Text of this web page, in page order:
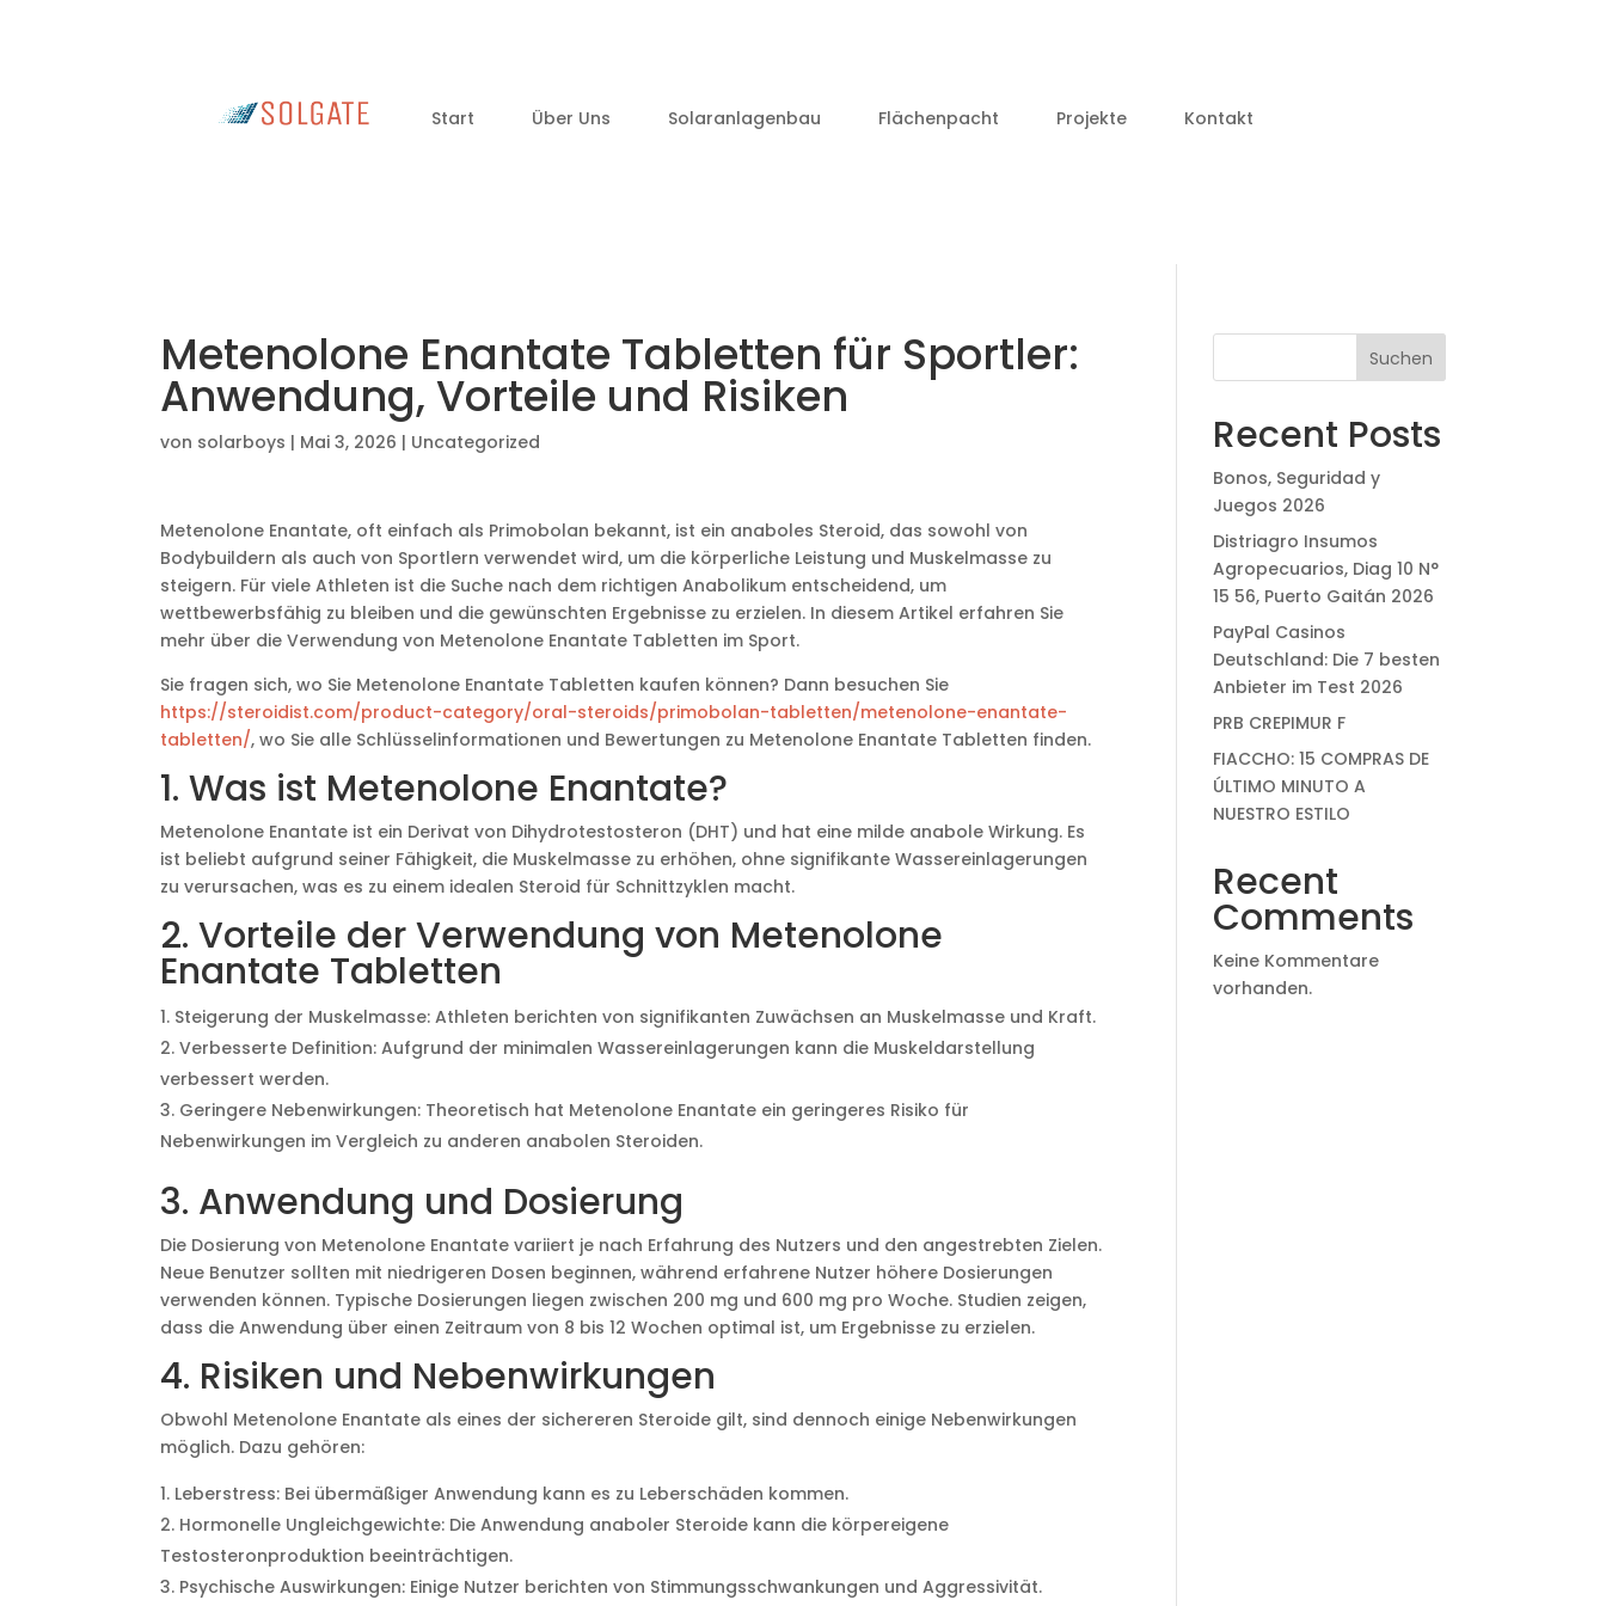
Start Über Uns Solaranlagenbau Flächenpacht Projekte Kontakt
Metenolone Enantate Tabletten für Sportler:
Anwendung, Vorteile und Risiken
von solarboys | Mai 3, 2026 | Uncategorized
Metenolone Enantate, oft einfach als Primobolan bekannt, ist ein anaboles Steroid, das sowohl von
Bodybuildern als auch von Sportlern verwendet wird, um die körperliche Leistung und Muskelmasse zu
steigern. Für viele Athleten ist die Suche nach dem richtigen Anabolikum entscheidend, um
wettbewerbsfähig zu bleiben und die gewünschten Ergebnisse zu erzielen. In diesem Artikel erfahren Sie
mehr über die Verwendung von Metenolone Enantate Tabletten im Sport.
Sie fragen sich, wo Sie Metenolone Enantate Tabletten kaufen können? Dann besuchen Sie
https://steroidist.com/product-category/oral-steroids/primobolan-tabletten/metenolone-enantate-
tabletten/, wo Sie alle Schlüsselinformationen und Bewertungen zu Metenolone Enantate Tabletten finden.
1. Was ist Metenolone Enantate?
Metenolone Enantate ist ein Derivat von Dihydrotestosteron (DHT) und hat eine milde anabole Wirkung. Es
ist beliebt aufgrund seiner Fähigkeit, die Muskelmasse zu erhöhen, ohne signifikante Wassereinlagerungen
zu verursachen, was es zu einem idealen Steroid für Schnittzyklen macht.
2. Vorteile der Verwendung von Metenolone
Enantate Tabletten
Steigerung der Muskelmasse: Athleten berichten von signifikanten Zuwächsen an Muskelmasse und Kraft.
Verbesserte Definition: Aufgrund der minimalen Wassereinlagerungen kann die Muskeldarstellung
verbessert werden.
Geringere Nebenwirkungen: Theoretisch hat Metenolone Enantate ein geringeres Risiko für
Nebenwirkungen im Vergleich zu anderen anabolen Steroiden.
3. Anwendung und Dosierung
Die Dosierung von Metenolone Enantate variiert je nach Erfahrung des Nutzers und den angestrebten Zielen.
Neue Benutzer sollten mit niedrigeren Dosen beginnen, während erfahrene Nutzer höhere Dosierungen
verwenden können. Typische Dosierungen liegen zwischen 200 mg und 600 mg pro Woche. Studien zeigen,
dass die Anwendung über einen Zeitraum von 8 bis 12 Wochen optimal ist, um Ergebnisse zu erzielen.
4. Risiken und Nebenwirkungen
Obwohl Metenolone Enantate als eines der sichereren Steroide gilt, sind dennoch einige Nebenwirkungen
möglich. Dazu gehören:
Leberstress: Bei übermäßiger Anwendung kann es zu Leberschäden kommen.
Hormonelle Ungleichgewichte: Die Anwendung anaboler Steroide kann die körpereigene
Testosteronproduktion beeinträchtigen.
Psychische Auswirkungen: Einige Nutzer berichten von Stimmungsschwankungen und Aggressivität.
Suchen
Recent Posts
Bonos, Seguridad y
Juegos 2026
Distriagro Insumos
Agropecuarios, Diag 10 N°
15 56, Puerto Gaitán 2026
PayPal Casinos
Deutschland: Die 7 besten
Anbieter im Test 2026
PRB CREPIMUR F
FIACCHO: 15 COMPRAS DE
ÚLTIMO MINUTO A
NUESTRO ESTILO
Recent
Comments
Keine Kommentare
vorhanden.